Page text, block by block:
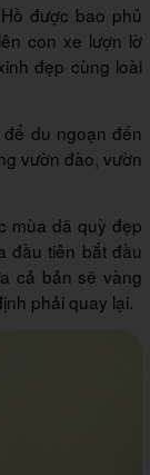
được bao phủ
con xe lượn lờ
đẹp cùng loài
du ngoạn đến
vườn đào, vườn
mùa dã quỳ đẹp
đầu tiên bắt đầu
cả bản sẽ vàng
phải quay lại.